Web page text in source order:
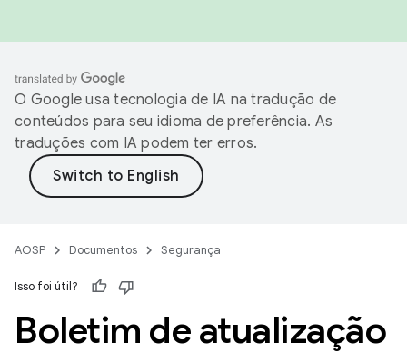
O Google usa tecnologia de IA na tradução de
conteúdos para seu idioma de preferência. As
traduções com IA podem ter erros.
AOSP Documentos Segurança
Isso foi útil?
Boletim de atualização